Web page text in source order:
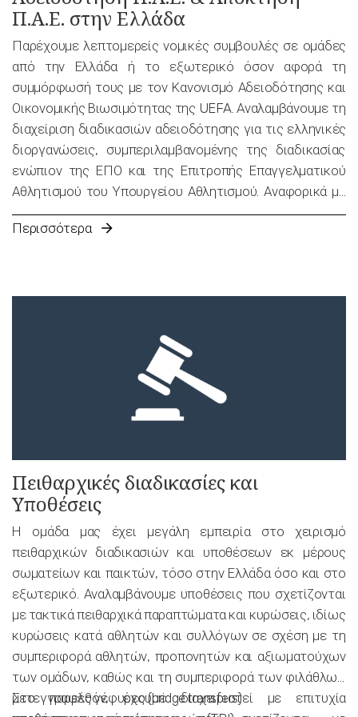
Π.Α.Ε. στην Ελλάδα
Παρέχουμε λεπτομερείς νομικές συμβουλές σε ομάδες
από την Ελλάδα ή το εξωτερικό όσον αφορά τη
συμμόρφωσή τους με τον Κανονισμό Αδειοδότησης και
Οικονομικής Βιωσιμότητας της UEFA. Αναλαμβάνουμε τη
διαχείριση διαδικασιών αδειοδότησης για τις ελληνικές
διοργανώσεις, συμπεριλαμβανομένης της διαδικασίας
ενώπιον της ΕΠΟ και της Επιτροπής Επαγγελματικού
Αθλητισμού του Υπουργείου Αθλητισμού. Αναφορικά με
την Επιτροπή Επαγγελματικού Αθλητισμού του
Υπουργείου Αθλητισμού, αναλαμβάνουμε επίσης τις
Περισσότερα
Πειθαρχικές διαδικασίες και
Υποθέσεις
Η ομάδα μας έχει μεγάλη εμπειρία στο χειρισμό
πειθαρχικών διαδικασιών και υποθέσεων εκ μέρους
σωματείων και παικτών, τόσο στην Ελλάδα όσο και στο
εξωτερικό. Αναλαμβάνουμε υποθέσεις που σχετίζονται
με τακτικά πειθαρχικά παραπτώματα και κυρώσεις, ιδίως
κυρώσεις κατά αθλητών και συλλόγων σε σχέση με τη
συμπεριφορά αθλητών, προπονητών και αξιωματούχων
των ομάδων, καθώς και τη συμπεριφορά των φιλάθλων.
Στο παρελθόν, έχουμε διαχειριστεί με επιτυχία
μετεγγραφές γέφυρες (bridge transfers)